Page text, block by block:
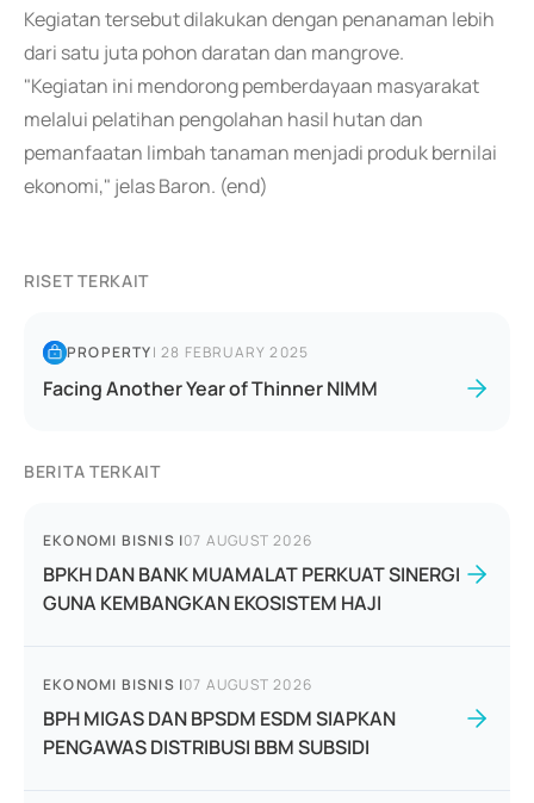
Kegiatan tersebut dilakukan dengan penanaman lebih
dari satu juta pohon daratan dan mangrove.
"Kegiatan ini mendorong pemberdayaan masyarakat
melalui pelatihan pengolahan hasil hutan dan
pemanfaatan limbah tanaman menjadi produk bernilai
ekonomi," jelas Baron. (end)
RISET TERKAIT
PROPERTY|28 FEBRUARY 2025
Facing Another Year of Thinner NIMM
BERITA TERKAIT
EKONOMI BISNIS |07 AUGUST 2026
BPKH DAN BANK MUAMALAT PERKUAT SINERGI
GUNA KEMBANGKAN EKOSISTEM HAJI
EKONOMI BISNIS |07 AUGUST 2026
BPH MIGAS DAN BPSDM ESDM SIAPKAN
PENGAWAS DISTRIBUSI BBM SUBSIDI